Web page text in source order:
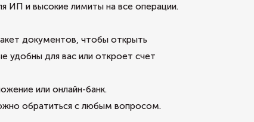
ИП и высокие лимиты на все операции.
документов, чтобы открыть
удобны для вас или откроет счет
или онлайн-банк.
обратиться с любым вопросом.